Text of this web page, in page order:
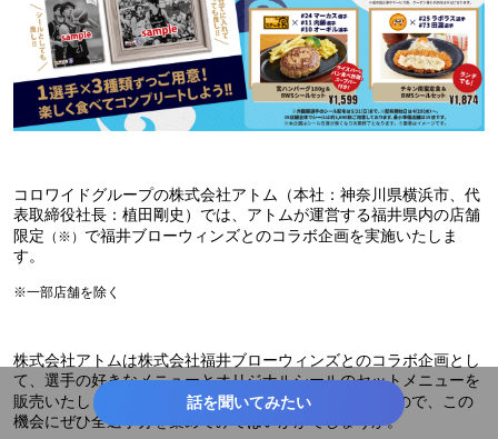
コロワイドグループの株式会社アトム（本社：神奈川県横浜市、代
表取締役社長：植田剛史）では、アトムが運営する福井県内の店舗
限定 （※） で福井ブローウィンズとのコラボ企画を実施いたしま
す。
※一部店舗を除く
株式会社アトムは株式会社福井ブローウィンズとのコラボ企画とし
て、選手の好きなメニューとオリジナルシールのセットメニューを
販売いたします。第1弾とは異なる選手が登場しているので、この
機会にぜひ全選手分を集めてみてはいかがでしょうか。
話を聞いてみたい